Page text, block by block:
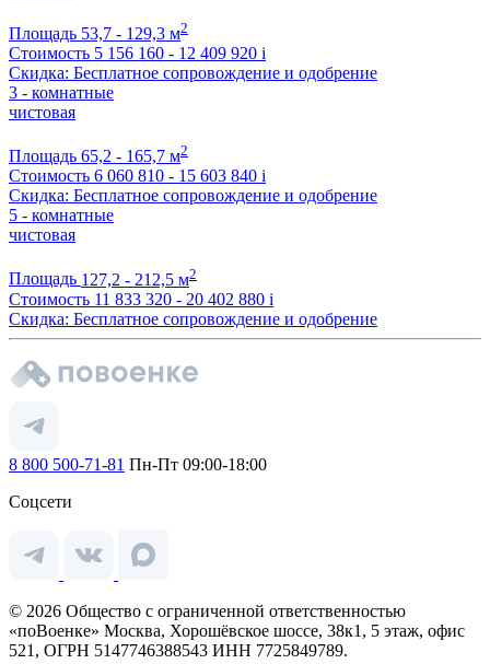
Площадь 53,7 - 129,3 м2
Стоимость 5 156 160 - 12 409 920 i
Скидка: Бесплатное сопровождение и одобрение
3 - комнатные
чистовая
Площадь 65,2 - 165,7 м2
Стоимость 6 060 810 - 15 603 840 i
Скидка: Бесплатное сопровождение и одобрение
5 - комнатные
чистовая
Площадь 127,2 - 212,5 м2
Стоимость 11 833 320 - 20 402 880 i
Скидка: Бесплатное сопровождение и одобрение
8 800 500-71-81 Пн-Пт 09:00-18:00
Соцсети
© 2026 Общество с ограниченной ответственностью
«поВоенке» Москва, Хорошёвское шоссе, 38к1, 5 этаж, офис
521, ОГРН 5147746388543 ИНН 7725849789.